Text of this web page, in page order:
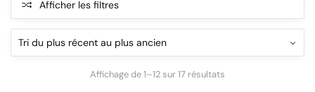
Afficher les filtres
Affichage de 1–12 sur 17 résultats